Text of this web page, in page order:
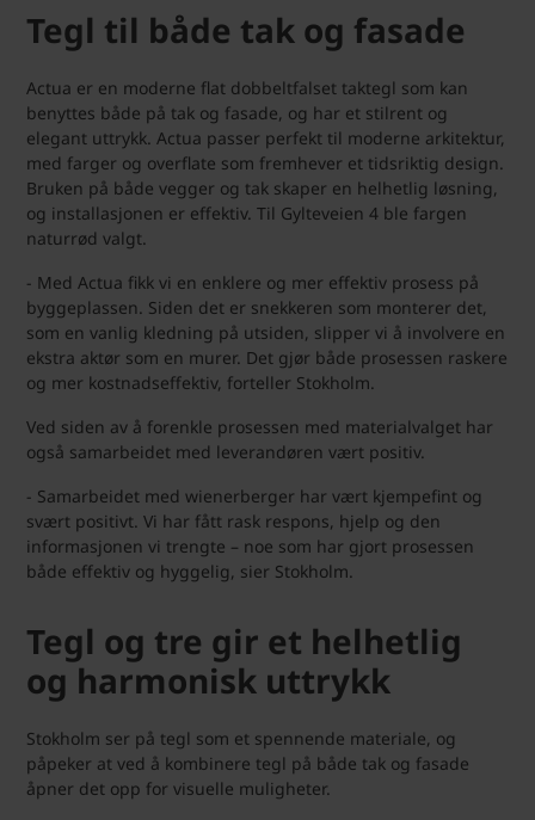
Tegl til både tak og fasade
Actua er en moderne flat dobbeltfalset taktegl som kan
benyttes både på tak og fasade, og har et stilrent og
elegant uttrykk. Actua passer perfekt til moderne arkitektur,
med farger og overflate som fremhever et tidsriktig design.
Bruken på både vegger og tak skaper en helhetlig løsning,
og installasjonen er effektiv. Til Gylteveien 4 ble fargen
naturrød valgt.
- Med Actua fikk vi en enklere og mer effektiv prosess på
byggeplassen. Siden det er snekkeren som monterer det,
som en vanlig kledning på utsiden, slipper vi å involvere en
ekstra aktør som en murer. Det gjør både prosessen raskere
og mer kostnadseffektiv, forteller Stokholm.
Ved siden av å forenkle prosessen med materialvalget har
også samarbeidet med leverandøren vært positiv.
- Samarbeidet med wienerberger har vært kjempefint og
svært positivt. Vi har fått rask respons, hjelp og den
informasjonen vi trengte – noe som har gjort prosessen
både effektiv og hyggelig, sier Stokholm.
Tegl og tre gir et helhetlig
og harmonisk uttrykk
Stokholm ser på tegl som et spennende materiale, og
påpeker at ved å kombinere tegl på både tak og fasade
åpner det opp for visuelle muligheter.